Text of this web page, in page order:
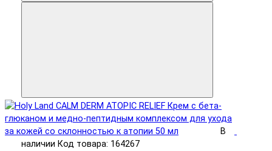
В
наличии Код товара: 164267